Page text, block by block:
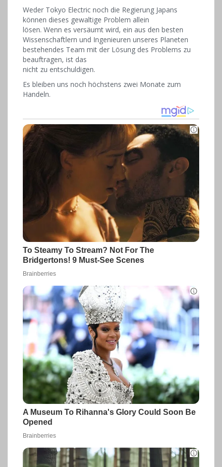
Weder Tokyo Electric noch die Regierung Japans
können dieses gewaltige Problem allein
lösen. Wenn es versäumt wird, ein aus den besten
Wissenschaftlern und Ingenieuren unseres Planeten
bestehendes Team mit der Lösung des Problems zu
beauftragen, ist das
nicht zu entschuldigen.
Es bleiben uns noch höchstens zwei Monate zum
Handeln.